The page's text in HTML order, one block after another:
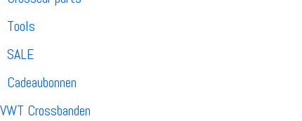
Tools
SALE
Cadeaubonnen
VWT Crossbanden